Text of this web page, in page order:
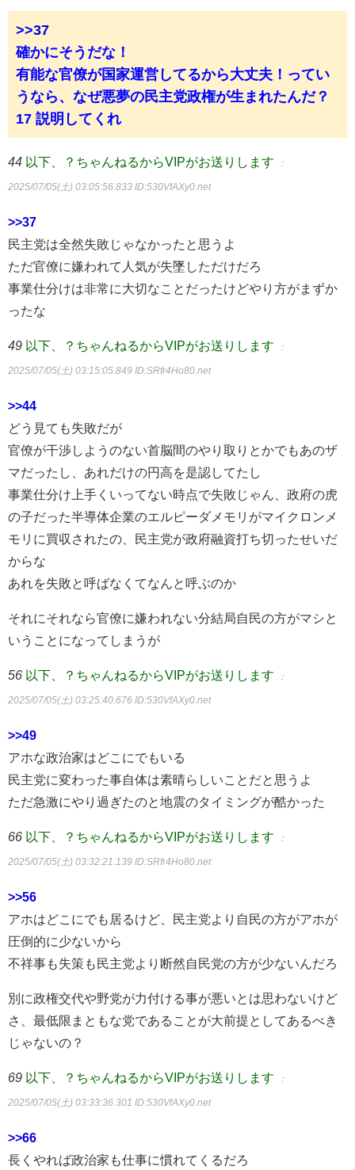
>>37
確かにそうだな！
有能な官僚が国家運営してるから大丈夫！ってい
うなら、なぜ悪夢の民主党政権が生まれたんだ？
17 説明してくれ
44 以下、？ちゃんねるからVIPがお送りします ：
2025/07/05(土) 03:05:56.833 ID:530VfAXy0.net
>>37
民主党は全然失敗じゃなかったと思うよ
ただ官僚に嫌われて人気が失墜しただけだろ
事業仕分けは非常に大切なことだったけどやり方がまずか
ったな
49 以下、？ちゃんねるからVIPがお送りします ：
2025/07/05(土) 03:15:05.849 ID:SRfr4Ho80.net
>>44
どう見ても失敗だが
官僚が干渉しようのない首脳間のやり取りとかでもあのザ
マだったし、あれだけの円高を是認してたし
事業仕分け上手くいってない時点で失敗じゃん、政府の虎
の子だった半導体企業のエルピーダメモリがマイクロンメ
モリに買収されたの、民主党が政府融資打ち切ったせいだ
からな
あれを失敗と呼ばなくてなんと呼ぶのか
それにそれなら官僚に嫌われない分結局自民の方がマシと
いうことになってしまうが
56 以下、？ちゃんねるからVIPがお送りします ：
2025/07/05(土) 03:25:40.676 ID:530VfAXy0.net
>>49
アホな政治家はどこにでもいる
民主党に変わった事自体は素晴らしいことだと思うよ
ただ急激にやり過ぎたのと地震のタイミングが酷かった
66 以下、？ちゃんねるからVIPがお送りします ：
2025/07/05(土) 03:32:21.139 ID:SRfr4Ho80.net
>>56
アホはどこにでも居るけど、民主党より自民の方がアホが
圧倒的に少ないから
不祥事も失策も民主党より断然自民党の方が少ないんだろ
別に政権交代や野党が力付ける事が悪いとは思わないけど
さ、最低限まともな党であることが大前提としてあるべき
じゃないの？
69 以下、？ちゃんねるからVIPがお送りします ：
2025/07/05(土) 03:33:36.301 ID:530VfAXy0.net
>>66
長くやれば政治家も仕事に慣れてくるだろ